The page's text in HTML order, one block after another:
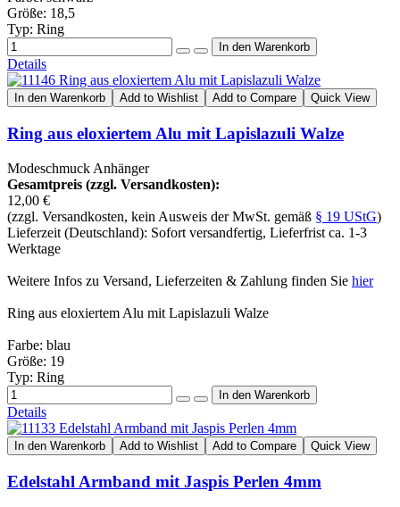
Größe: 18,5
Typ: Ring
Details
In den Warenkorb Add to Wishlist Add to Compare Quick View
Ring aus eloxiertem Alu mit Lapislazuli Walze
Modeschmuck Anhänger
Gesamtpreis (zzgl. Versandkosten):
12,00 €
(zzgl. Versandkosten, kein Ausweis der MwSt. gemäß § 19 UStG)
Lieferzeit (Deutschland): Sofort versandfertig, Lieferfrist ca. 1-3
Werktage
Weitere Infos zu Versand, Lieferzeiten & Zahlung finden Sie hier
Ring aus eloxiertem Alu mit Lapislazuli Walze
Farbe: blau
Größe: 19
Typ: Ring
Details
In den Warenkorb Add to Wishlist Add to Compare Quick View
Edelstahl Armband mit Jaspis Perlen 4mm